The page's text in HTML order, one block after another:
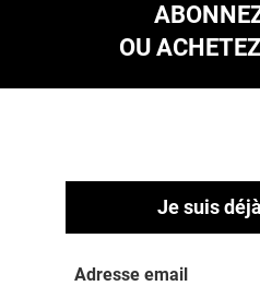
OU
Je suis
Adresse email